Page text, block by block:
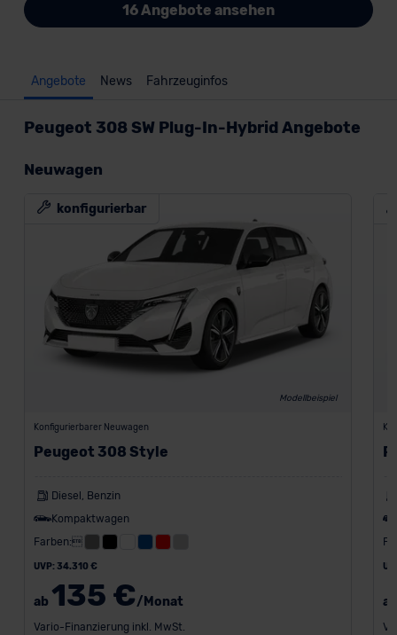
16 Angebote ansehen
Angebote News Fahrzeuginfos
Peugeot 308 SW Plug-In-Hybrid Angebote
Neuwagen
Modellbeispiel
konfigurierbar
Konfigurierbarer Neuwagen
Peugeot 308 Style
Diesel, Benzin
Kompaktwagen
Farben:
UVP: 34.310 €
ab 135 €/Monat
Vario-Finanzierung inkl. MwSt.